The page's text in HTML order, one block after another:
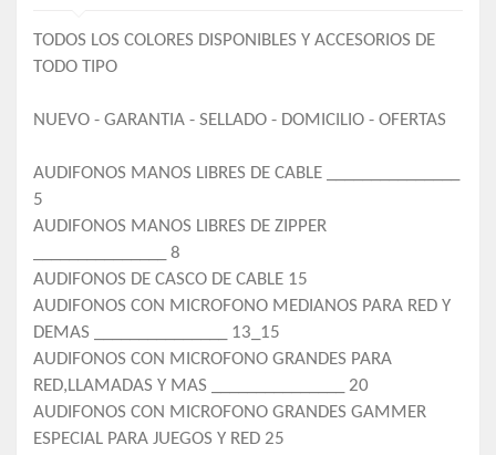
TODOS LOS COLORES DISPONIBLES Y ACCESORIOS DE
TODO TIPO
NUEVO - GARANTIA - SELLADO - DOMICILIO - OFERTAS
AUDIFONOS MANOS LIBRES DE CABLE _______________
5
AUDIFONOS MANOS LIBRES DE ZIPPER
_______________ 8
AUDIFONOS DE CASCO DE CABLE 15
AUDIFONOS CON MICROFONO MEDIANOS PARA RED Y
DEMAS _______________ 13_15
AUDIFONOS CON MICROFONO GRANDES PARA
RED,LLAMADAS Y MAS _______________ 20
AUDIFONOS CON MICROFONO GRANDES GAMMER
ESPECIAL PARA JUEGOS Y RED 25